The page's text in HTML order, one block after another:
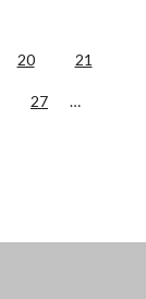
20 21
27 …